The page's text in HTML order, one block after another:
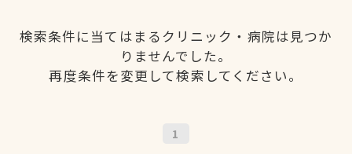
検索条件に当てはまるクリニック・病院は見つか
りませんでした。
再度条件を変更して検索してください。
1